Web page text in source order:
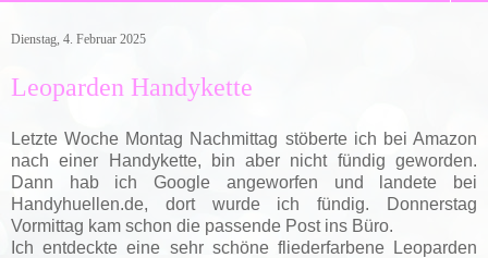
Dienstag, 4. Februar 2025
Leoparden Handykette
Letzte Woche Montag Nachmittag stöberte ich bei Amazon
nach einer Handykette, bin aber nicht fündig geworden.
Dann hab ich Google angeworfen und landete bei
Handyhuellen.de, dort wurde ich fündig. Donnerstag
Vormittag kam schon die passende Post ins Büro.
Ich entdeckte eine sehr schöne fliederfarbene Leoparden